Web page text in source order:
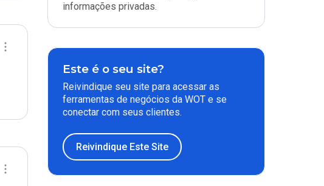
informações privadas.
Este é o seu site?
Reivindique seu site para acessar as
ferramentas de negócios da WOT e se
conectar com seus clientes.
Reivindique Este Site